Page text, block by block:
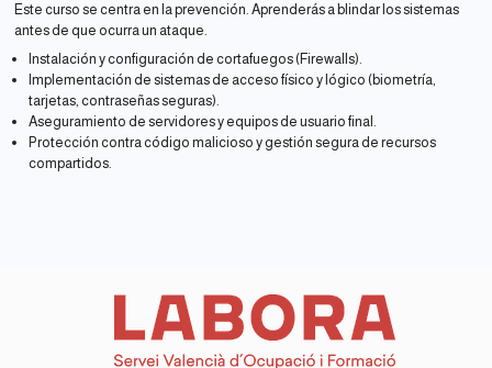
Este curso se centra en la prevención. Aprenderás a blindar los sistemas
antes de que ocurra un ataque.
Instalación y configuración de cortafuegos (Firewalls).
Implementación de sistemas de acceso físico y lógico (biometría,
tarjetas, contraseñas seguras).
Aseguramiento de servidores y equipos de usuario final.
Protección contra código malicioso y gestión segura de recursos
compartidos.